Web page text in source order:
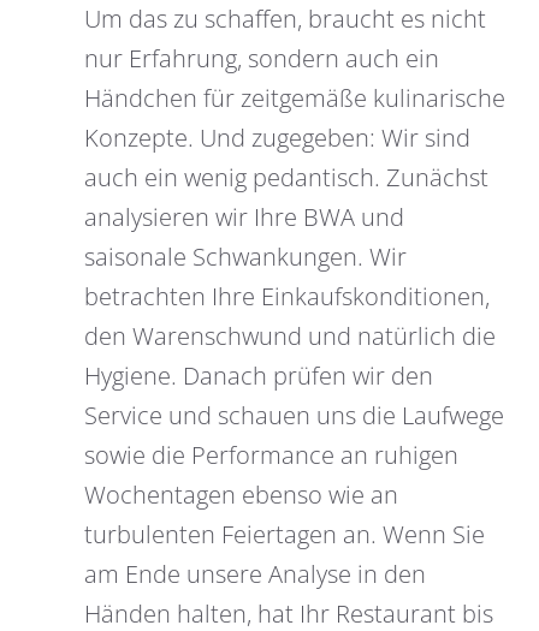
Um das zu schaffen, braucht es nicht
nur Erfahrung, sondern auch ein
Händchen für zeitgemäße kulinarische
Konzepte. Und zugegeben: Wir sind
auch ein wenig pedantisch. Zunächst
analysieren wir Ihre BWA und
saisonale Schwankungen. Wir
betrachten Ihre Einkaufskonditionen,
den Warenschwund und natürlich die
Hygiene. Danach prüfen wir den
Service und schauen uns die Laufwege
sowie die Performance an ruhigen
Wochentagen ebenso wie an
turbulenten Feiertagen an. Wenn Sie
am Ende unsere Analyse in den
Händen halten, hat Ihr Restaurant bis